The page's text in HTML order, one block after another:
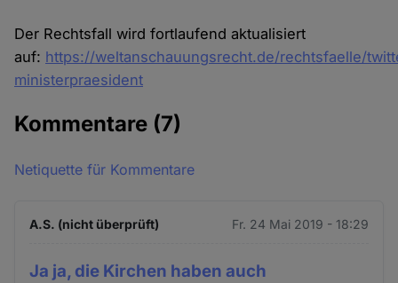
Der Rechtsfall wird fortlaufend aktualisiert
auf: https://weltanschauungsrecht.de/rechtsfaelle/
ministerpraesident
Kommentare (7)
Netiquette für Kommentare
A.S. (nicht überprüft) Fr. 24 Mai 2019 - 18:29
Ja ja, die Kirchen haben auch